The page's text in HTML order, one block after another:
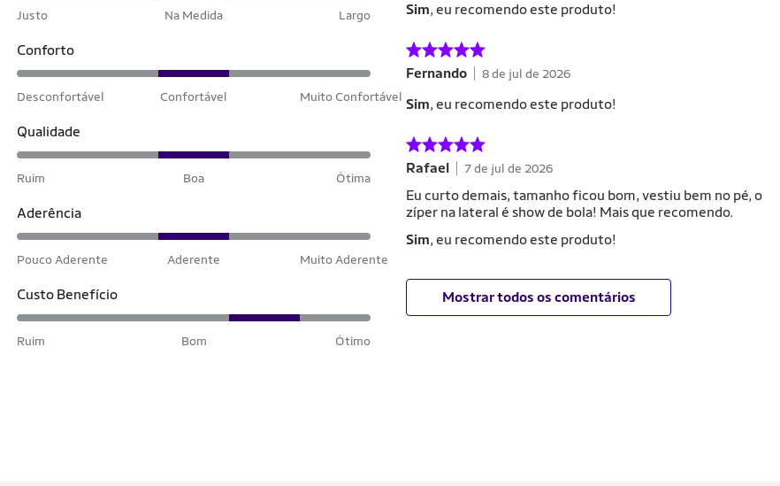
Justo Na Medida Largo
Conforto
Desconfortável Confortável Muito Confortável
Qualidade
Ruim Boa Ótima
Aderência
Pouco Aderente Aderente Muito Aderente
Custo Benefício
Ruim Bom Ótimo
Sim, eu recomendo este produto!
Fernando 8 de jul de 2026
Sim, eu recomendo este produto!
Rafael 7 de jul de 2026
Eu curto demais, tamanho ficou bom, vestiu bem no pé, o
zíper na lateral é show de bola! Mais que recomendo.
Sim, eu recomendo este produto!
Mostrar todos os comentários